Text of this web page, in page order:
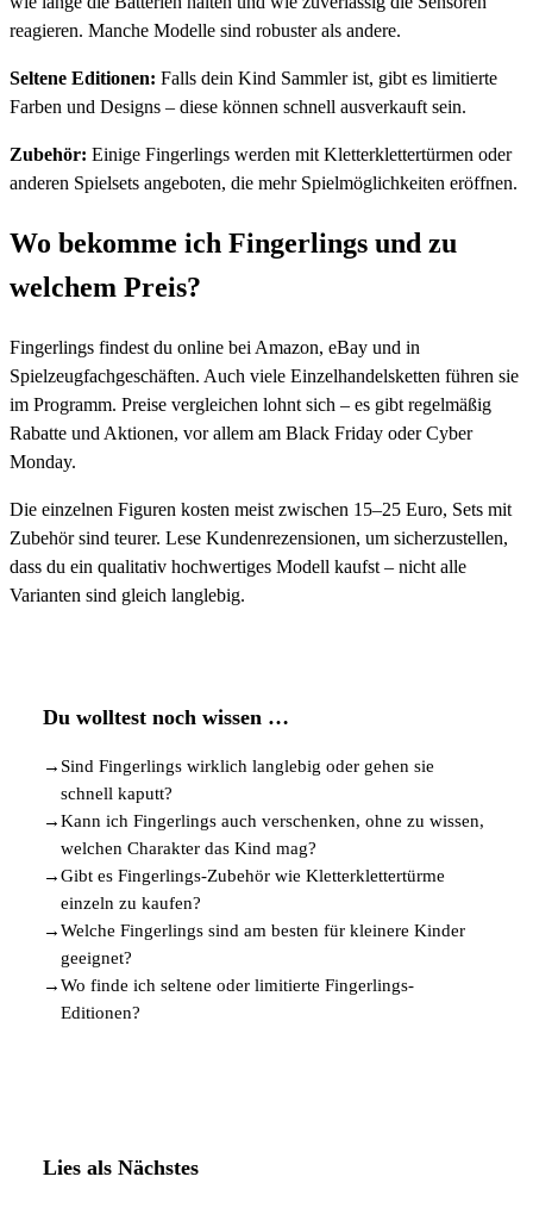
reagieren. Manche Modelle sind robuster als andere.
Seltene Editionen: Falls dein Kind Sammler ist, gibt es limitierte
Farben und Designs – diese können schnell ausverkauft sein.
Zubehör: Einige Fingerlings werden mit Kletterklettertürmen oder
anderen Spielsets angeboten, die mehr Spielmöglichkeiten eröffnen.
Wo bekomme ich Fingerlings und zu
welchem Preis?
Fingerlings findest du online bei Amazon, eBay und in
Spielzeugfachgeschäften. Auch viele Einzelhandelsketten führen sie
im Programm. Preise vergleichen lohnt sich – es gibt regelmäßig
Rabatte und Aktionen, vor allem am Black Friday oder Cyber
Monday.
Die einzelnen Figuren kosten meist zwischen 15–25 Euro, Sets mit
Zubehör sind teurer. Lese Kundenrezensionen, um sicherzustellen,
dass du ein qualitativ hochwertiges Modell kaufst – nicht alle
Varianten sind gleich langlebig.
Du wolltest noch wissen …
→ Sind Fingerlings wirklich langlebig oder gehen sie
schnell kaputt?
→Kann ich Fingerlings auch verschenken, ohne zu wissen,
welchen Charakter das Kind mag?
→Gibt es Fingerlings-Zubehör wie Kletterklettertürme
einzeln zu kaufen?
→Welche Fingerlings sind am besten für kleinere Kinder
geeignet?
→Wo finde ich seltene oder limitierte Fingerlings-
Editionen?
Lies als Nächstes